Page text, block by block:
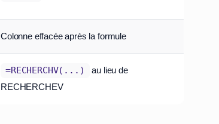
Colonne effacée après la formule
=RECHERCHV(...)
au lieu de
RECHERCHEV